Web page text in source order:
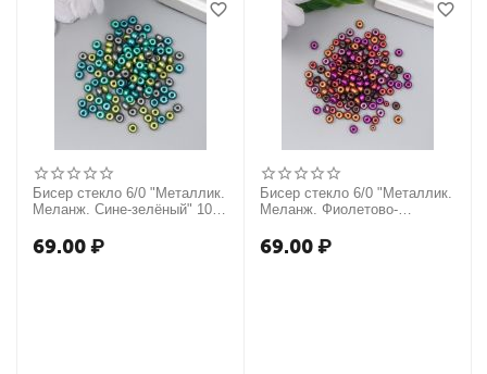
Бисер стекло 6/0 "Металлик.
Меланж. Сине-зелёный" 10
69.00₽
Бисер стекло 6/0 "Металлик.
Меланж. Фиолетово-
69.00₽